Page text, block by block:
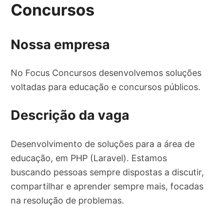
Concursos
Nossa empresa
No Focus Concursos desenvolvemos soluções
voltadas para educação e concursos públicos.
Descrição da vaga
Desenvolvimento de soluções para a área de
educação, em PHP (Laravel). Estamos
buscando pessoas sempre dispostas a discutir,
compartilhar e aprender sempre mais, focadas
na resolução de problemas.